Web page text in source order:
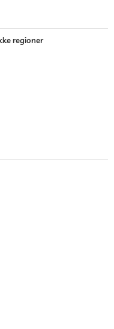
regioner